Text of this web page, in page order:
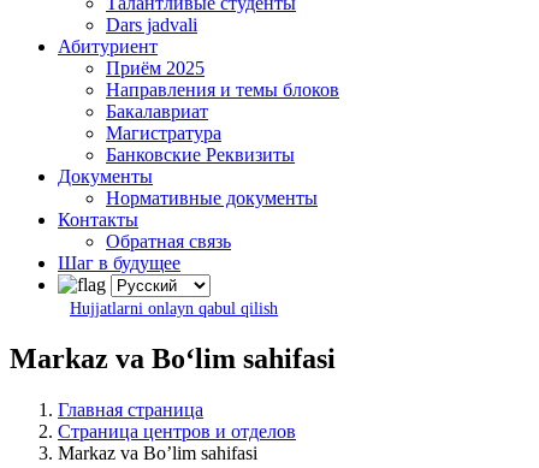
Dars jadvali
Абитуриент
Приём 2025
Направления и темы блоков
Бакалавриат
Магистратура
Банковские Реквизиты
Документы
Нормативные документы
Контакты
Обратная связь
Шаг в будущее
Hujjatlarni onlayn qabul qilish
Markaz va Boʻlim sahifasi
Главная страница
Страница центров и отделов
Markaz va Boʼlim sahifasi